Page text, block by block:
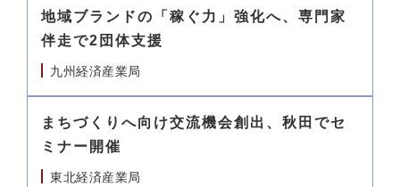
地域ブランドの「稼ぐ力」強化へ、専門家
伴走で2団体支援
九州経済産業局
まちづくりへ向け交流機会創出、秋田でセ
ミナー開催
東北経済産業局